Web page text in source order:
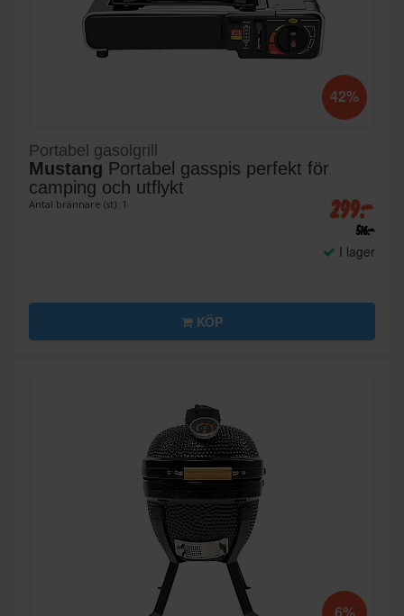
42%
Portabel gasolgrill
Mustang Portabel gasspis perfekt för
camping och utflykt
Antal brännare (st): 1 299:-
516:-
I lager
KÖP